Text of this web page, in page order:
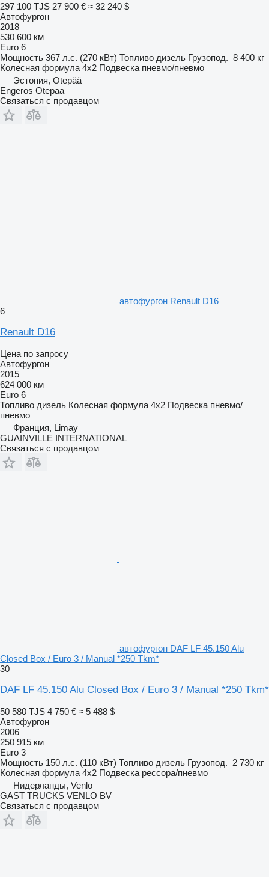
297 100 TJS 27 900 € ≈ 32 240 $
Автофургон
2018
530 600 км
Euro 6
Мощность 367 л.с. (270 кВт) Топливо дизель Грузопод. 8 400 кг
Колесная формула 4x2 Подвеска пневмо/пневмо
Эстония, Otepää
Engeros Otepaa
Связаться с продавцом
автофургон Renault D16
6
Renault D16
Цена по запросу
Автофургон
2015
624 000 км
Euro 6
Топливо дизель Колесная формула 4x2 Подвеска пневмо/
пневмо
Франция, Limay
GUAINVILLE INTERNATIONAL
Связаться с продавцом
автофургон DAF LF 45.150 Alu
Closed Box / Euro 3 / Manual *250 Tkm*
30
DAF LF 45.150 Alu Closed Box / Euro 3 / Manual *250 Tkm*
50 580 TJS 4 750 € ≈ 5 488 $
Автофургон
2006
250 915 км
Euro 3
Мощность 150 л.с. (110 кВт) Топливо дизель Грузопод. 2 730 кг
Колесная формула 4x2 Подвеска рессора/пневмо
Нидерланды, Venlo
GAST TRUCKS VENLO BV
Связаться с продавцом